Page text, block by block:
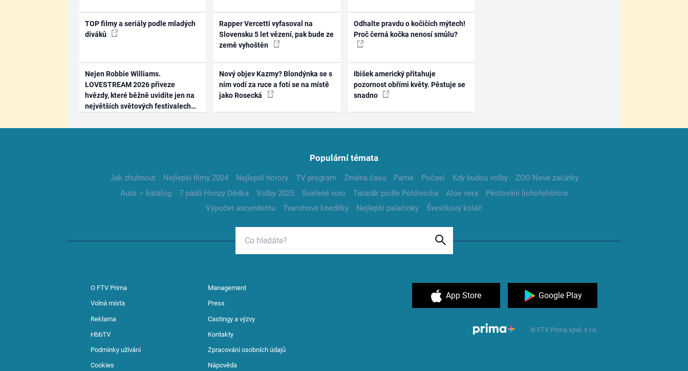
TOP filmy a seriály podle mladých
diváků
Nejen Robbie Williams.
LOVESTREAM 2026 přiveze
hvězdy, které běžně uvidíte jen na
největších světových festivalech
Rapper Vercetti vyfasoval na
Slovensku 5 let vězení, pak bude ze
země vyhoštěn
Nový objev Kazmy? Blondýnka se s
ním vodí za ruce a fotí se na místě
jako Rosecká
Odhalte pravdu o kočičích mýtech!
Proč černá kočka nenosí smůlu?
Ibišek americký přitahuje
pozornost obřími květy. Pěstuje se
snadno
Populární témata
Jak zhubnout Nejlepší filmy 2024 Nejlepší horory TV program Změna času Partie Počasí Kdy budou volby
ZOO Nové začátky
Auto – katalog
7 pádů Honzy Dědka Volby 2025 Svařené víno Tatarák podle Pohlreicha Aloe vera
Pěstování lichořeřišnice
Výpočet ascendentu
Tvarohové knedlíky Nejlepší palačinky Švestkový koláč
O FTV Prima Management
Volná místa Press
Reklama Castingy a výzvy
HbbTV Kontakty
Podmínky užívání Zpracování osobních údajů
Cookies Nápověda
App Store Google Play
© FTV Prima spol. s r.o.